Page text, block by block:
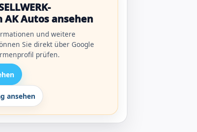
Autos ansehen
und weitere
Sie direkt über Google
prüfen.
ansehen